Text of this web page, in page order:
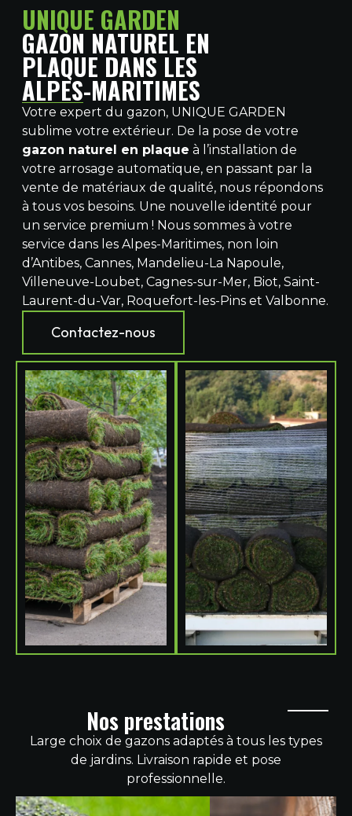
UNIQUE GARDEN
GAZON NATUREL EN
PLAQUE DANS LES
ALPES-MARITIMES
Votre expert du gazon, UNIQUE GARDEN
sublime votre extérieur. De la pose de votre
gazon naturel en plaque à l’installation de
votre arrosage automatique, en passant par la
vente de matériaux de qualité, nous répondons
à tous vos besoins. Une nouvelle identité pour
un service premium ! Nous sommes à votre
service dans les Alpes-Maritimes, non loin
d’Antibes, Cannes, Mandelieu-La Napoule,
Villeneuve-Loubet, Cagnes-sur-Mer, Biot, Saint-
Laurent-du-Var, Roquefort-les-Pins et Valbonne.
Contactez-nous
Nos prestations
Large choix de gazons adaptés à tous les types
de jardins. Livraison rapide et pose
professionnelle.